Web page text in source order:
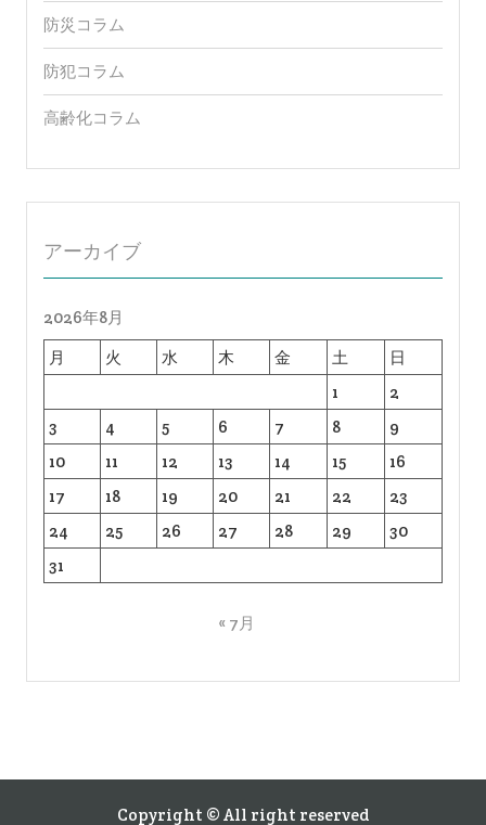
防災コラム
防犯コラム
高齢化コラム
アーカイブ
2026年8月
月
火 水 木 金 土
日
1
2
3
4 5 6 7 8
9
10
11 12 13 14 15
16
17
18 19 20 21 22
23
24
25 26 27 28 29
30
31
« 7月
Copyright © All right reserved